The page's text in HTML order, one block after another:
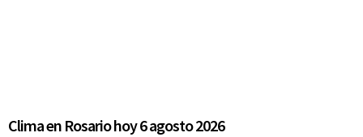
Clima en Rosario hoy 6 agosto 2026